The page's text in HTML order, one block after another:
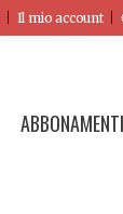
Il mio account
ABBONAMENTI